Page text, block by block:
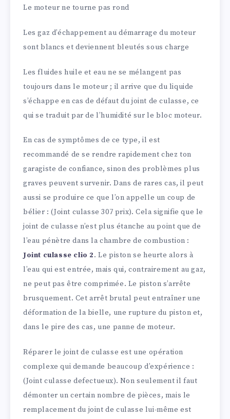
Le moteur ne tourne pas rond
Les gaz d’échappement au démarrage du moteur
sont blancs et deviennent bleutés sous charge
Les fluides huile et eau ne se mélangent pas
toujours dans le moteur ; il arrive que du liquide
s’échappe en cas de défaut du joint de culasse, ce
qui se traduit par de l’humidité sur le bloc moteur.
En cas de symptômes de ce type, il est
recommandé de se rendre rapidement chez ton
garagiste de confiance, sinon des problèmes plus
graves peuvent survenir. Dans de rares cas, il peut
aussi se produire ce que l’on appelle un coup de
bélier : (Joint culasse 307 prix). Cela signifie que le
joint de culasse n’est plus étanche au point que de
l’eau pénètre dans la chambre de combustion :
Joint culasse clio 2. Le piston se heurte alors à
l’eau qui est entrée, mais qui, contrairement au gaz,
ne peut pas être comprimée. Le piston s’arrête
brusquement. Cet arrêt brutal peut entraîner une
déformation de la bielle, une rupture du piston et,
dans le pire des cas, une panne de moteur.
Réparer le joint de culasse est une opération
complexe qui demande beaucoup d’expérience :
(Joint culasse defectueux). Non seulement il faut
démonter un certain nombre de pièces, mais le
remplacement du joint de culasse lui-même est